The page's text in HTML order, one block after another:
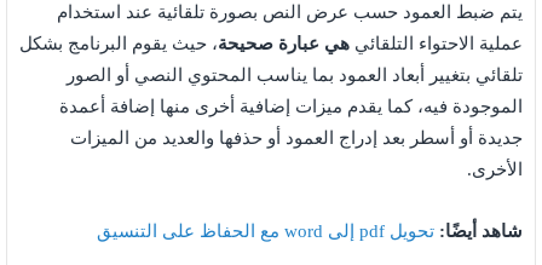
يتم ضبط العمود حسب عرض النص بصورة تلقائية عند استخدام
عملية الاحتواء التلقائي هي عبارة صحيحة، حيث يقوم البرنامج بشكل
تلقائي بتغيير أبعاد العمود بما يناسب المحتوي النصي أو الصور
الموجودة فيه، كما يقدم ميزات إضافية أخرى منها إضافة أعمدة
جديدة أو أسطر بعد إدراج العمود أو حذفها والعديد من الميزات
الأخرى.
شاهد أيضًا: تحويل pdf إلى word مع الحفاظ على التنسيق